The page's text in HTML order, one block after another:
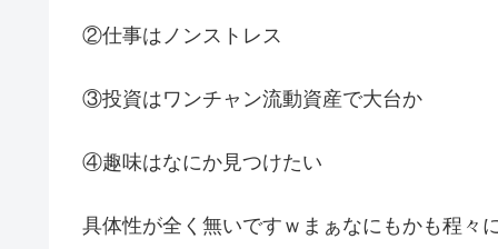
②仕事はノンストレス
③投資はワンチャン流動資産で大台か
④趣味はなにか見つけたい
具体性が全く無いですｗまぁなにもかも程々